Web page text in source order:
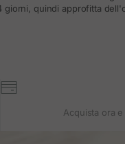
giorni, quindi approfitta
Acquista ora